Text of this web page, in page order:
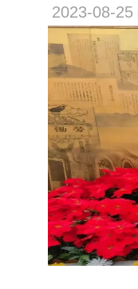
2023-08-25